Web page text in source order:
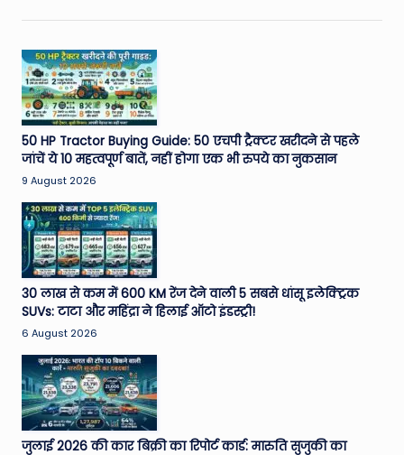
50 HP Tractor Buying Guide: 50 एचपी ट्रैक्टर खरीदने से पहले
जांचें ये 10 महत्वपूर्ण बातें, नहीं होगा एक भी रुपये का नुकसान
9 August 2026
30 लाख से कम में 600 KM रेंज देने वाली 5 सबसे धांसू इलेक्ट्रिक
SUVs: टाटा और महिंद्रा ने हिलाई ऑटो इंडस्ट्री!
6 August 2026
जुलाई 2026 की कार बिक्री का रिपोर्ट कार्ड: मारुति सुजुकी का